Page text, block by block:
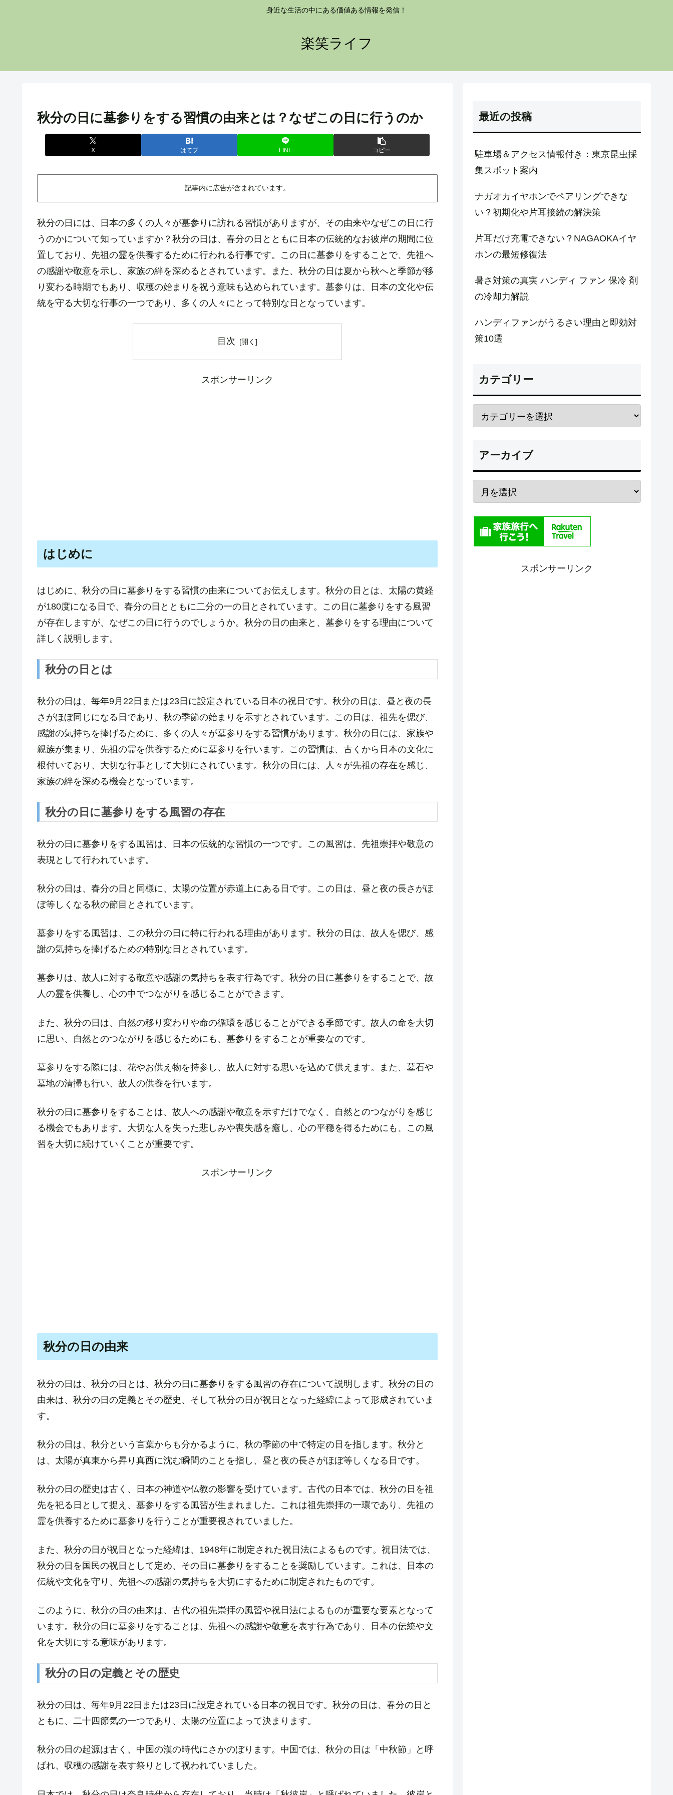
身近な生活の中にある価値ある情報を発信！
楽笑ライフ
秋分の日に墓参りをする習慣の由来とは？なぜこの日に行うのか
X はてブ LINE コピー
記事内に広告が含まれています。
秋分の日には、日本の多くの人々が墓参りに訪れる習慣がありますが、その由来やなぜこの日に行
うのかについて知っていますか？秋分の日は、春分の日とともに日本の伝統的なお彼岸の期間に位
置しており、先祖の霊を供養するために行われる行事です。この日に墓参りをすることで、先祖へ
の感謝や敬意を示し、家族の絆を深めるとされています。また、秋分の日は夏から秋へと季節が移
り変わる時期でもあり、収穫の始まりを祝う意味も込められています。墓参りは、日本の文化や伝
統を守る大切な行事の一つであり、多くの人々にとって特別な日となっています。
目次
スポンサーリンク
はじめに
はじめに、秋分の日に墓参りをする習慣の由来についてお伝えします。秋分の日とは、太陽の黄経
が180度になる日で、春分の日とともに二分の一の日とされています。この日に墓参りをする風習
が存在しますが、なぜこの日に行うのでしょうか。秋分の日の由来と、墓参りをする理由について
詳しく説明します。
秋分の日とは
秋分の日は、毎年9月22日または23日に設定されている日本の祝日です。秋分の日は、昼と夜の長
さがほぼ同じになる日であり、秋の季節の始まりを示すとされています。この日は、祖先を偲び、
感謝の気持ちを捧げるために、多くの人々が墓参りをする習慣があります。秋分の日には、家族や
親族が集まり、先祖の霊を供養するために墓参りを行います。この習慣は、古くから日本の文化に
根付いており、大切な行事として大切にされています。秋分の日には、人々が先祖の存在を感じ、
家族の絆を深める機会となっています。
秋分の日に墓参りをする風習の存在
秋分の日に墓参りをする風習は、日本の伝統的な習慣の一つです。この風習は、先祖崇拝や敬意の
表現として行われています。
秋分の日は、春分の日と同様に、太陽の位置が赤道上にある日です。この日は、昼と夜の長さがほ
ぼ等しくなる秋の節目とされています。
墓参りをする風習は、この秋分の日に特に行われる理由があります。秋分の日は、故人を偲び、感
謝の気持ちを捧げるための特別な日とされています。
墓参りは、故人に対する敬意や感謝の気持ちを表す行為です。秋分の日に墓参りをすることで、故
人の霊を供養し、心の中でつながりを感じることができます。
また、秋分の日は、自然の移り変わりや命の循環を感じることができる季節です。故人の命を大切
に思い、自然とのつながりを感じるためにも、墓参りをすることが重要なのです。
墓参りをする際には、花やお供え物を持参し、故人に対する思いを込めて供えます。また、墓石や
墓地の清掃も行い、故人の供養を行います。
秋分の日に墓参りをすることは、故人への感謝や敬意を示すだけでなく、自然とのつながりを感じ
る機会でもあります。大切な人を失った悲しみや喪失感を癒し、心の平穏を得るためにも、この風
習を大切に続けていくことが重要です。
スポンサーリンク
秋分の日の由来
秋分の日は、秋分の日とは、秋分の日に墓参りをする風習の存在について説明します。秋分の日の
由来は、秋分の日の定義とその歴史、そして秋分の日が祝日となった経緯によって形成されていま
す。
秋分の日は、秋分という言葉からも分かるように、秋の季節の中で特定の日を指します。秋分と
は、太陽が真東から昇り真西に沈む瞬間のことを指し、昼と夜の長さがほぼ等しくなる日です。
秋分の日の歴史は古く、日本の神道や仏教の影響を受けています。古代の日本では、秋分の日を祖
先を祀る日として捉え、墓参りをする風習が生まれました。これは祖先崇拝の一環であり、先祖の
霊を供養するために墓参りを行うことが重要視されていました。
また、秋分の日が祝日となった経緯は、1948年に制定された祝日法によるものです。祝日法では、
秋分の日を国民の祝日として定め、その日に墓参りをすることを奨励しています。これは、日本の
伝統や文化を守り、先祖への感謝の気持ちを大切にするために制定されたものです。
このように、秋分の日の由来は、古代の祖先崇拝の風習や祝日法によるものが重要な要素となって
います。秋分の日に墓参りをすることは、先祖への感謝や敬意を表す行為であり、日本の伝統や文
化を大切にする意味があります。
秋分の日の定義とその歴史
秋分の日は、毎年9月22日または23日に設定されている日本の祝日です。秋分の日は、春分の日と
ともに、二十四節気の一つであり、太陽の位置によって決まります。
秋分の日の起源は古く、中国の漢の時代にさかのぼります。中国では、秋分の日は「中秋節」と呼
ばれ、収穫の感謝を表す祭りとして祝われていました。
最近の投稿
駐車場＆アクセス情報付き：東京昆虫採
集スポット案内
ナガオカイヤホンでペアリングできな
い？初期化や片耳接続の解決策
片耳だけ充電できない？NAGAOKAイヤ
ホンの最短修復法
暑さ対策の真実 ハンディ ファン 保冷 剤
の冷却力解説
ハンディファンがうるさい理由と即効対
策10選
カテゴリー
アーカイブ
スポンサーリンク